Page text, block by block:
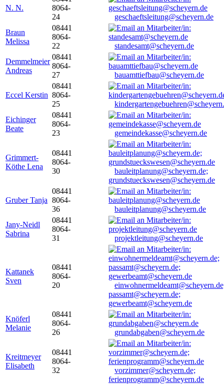
N. N.
8064-
24
geschaeftsleitung@scheyern.de
Braun
Melissa
08441
8064-
22
standesamt@scheyern.de
Demmelmeier
Andreas
08441
8064-
27
bauamttiefbau@scheyern.de
Eccel Kerstin
08441
8064-
25
Eichinger
Beate
08441
8064-
23
gemeindekasse@scheyern.de
Grimmert-
Köthe Lena
08441
8064-
30
bauleitplanung@scheyern.de;
grundstueckswesen@scheyern.de
Gruber Tanja
08441
8064-
36
bauleitplanung@scheyern.de
Jany-Neidl
Sabrina
08441
8064-
31
projektleitung@scheyern.de
Kattanek
Sven
08441
8064-
20
passamt@scheyern.de;
gewerbeamt@scheyern.de
Knöferl
Melanie
08441
8064-
26
grundabgaben@scheyern.de
Kreitmeyer
Elisabeth
08441
8064-
32
vorzimmer@scheyern.de;
ferienprogramm@scheyern.de